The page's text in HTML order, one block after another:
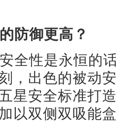
防御更高？
全性是永恒的
，出色的被动
星安全标准打
以双侧双吸能